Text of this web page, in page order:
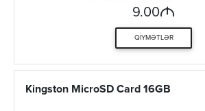
9.00M
QIYMƏTLƏR
Kingston MicroSD Card 16GB